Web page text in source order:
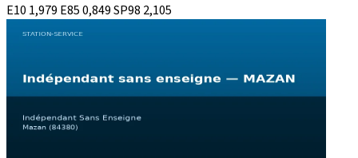
E10 1,979 E850,849SP98 2,105